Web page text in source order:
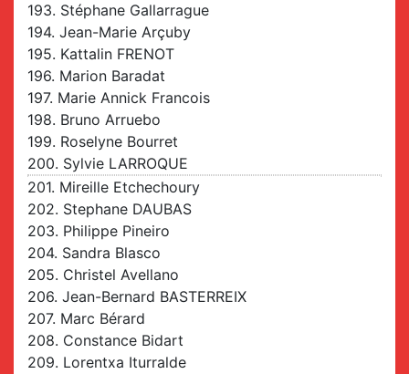
193. Stéphane Gallarrague
194. Jean-Marie Arçuby
195. Kattalin FRENOT
196. Marion Baradat
197. Marie Annick Francois
198. Bruno Arruebo
199. Roselyne Bourret
200. Sylvie LARROQUE
201. Mireille Etchechoury
202. Stephane DAUBAS
203. Philippe Pineiro
204. Sandra Blasco
205. Christel Avellano
206. Jean-Bernard BASTERREIX
207. Marc Bérard
208. Constance Bidart
209. Lorentxa Iturralde